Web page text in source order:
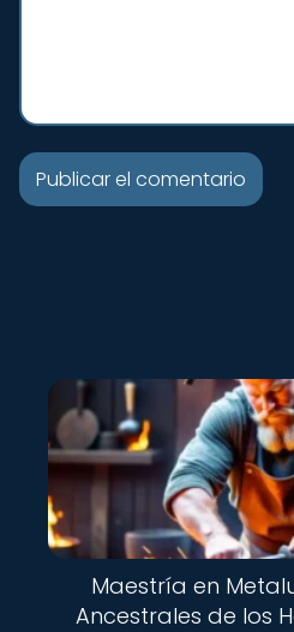
Maestría en
Ancestrales de los